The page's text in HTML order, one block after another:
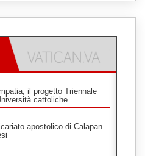
il progetto Triennale
cattoliche
apostolico di Calapan